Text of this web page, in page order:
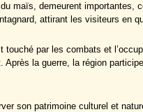
maïs, demeurent importantes,
attirant les visiteurs en
par les combats et
Après la guerre, la région
son patrimoine culturel et